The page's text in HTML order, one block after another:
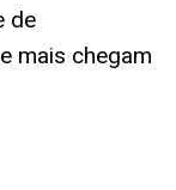
de
mais chegam